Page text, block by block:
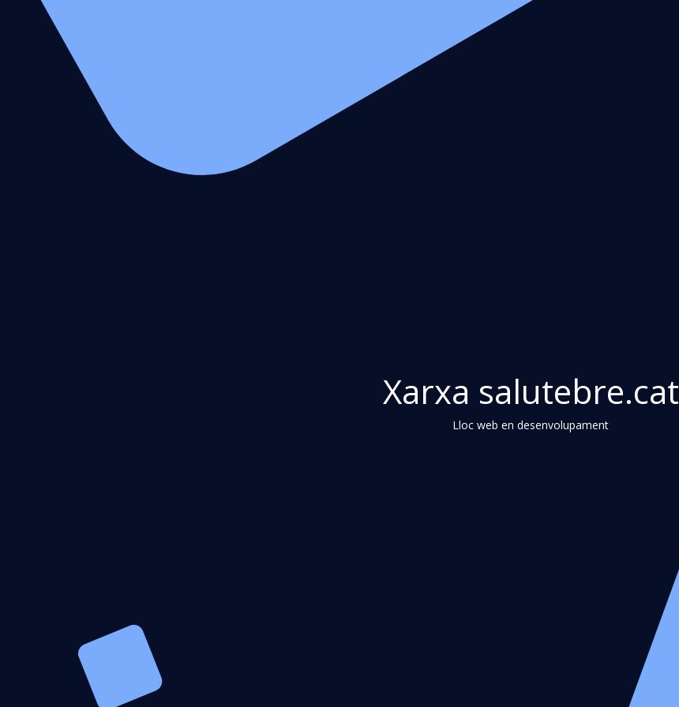
Xarxa salutebre.cat
Lloc web en desenvolupament